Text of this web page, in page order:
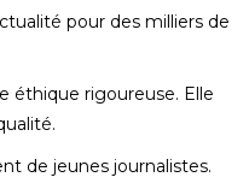
pour des milliers de
éthique rigoureuse. Elle
de jeunes journalistes.